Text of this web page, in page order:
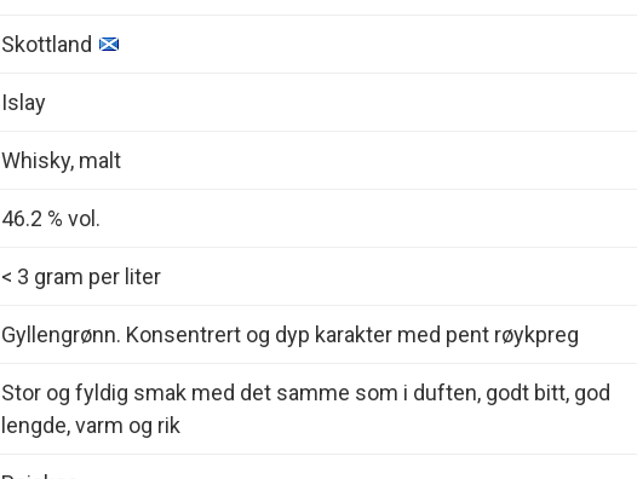
Skottland
Islay
Whisky, malt
46.2 % vol.
< 3 gram per liter
Gyllengrønn. Konsentrert og dyp karakter med pent røykpreg
Stor og fyldig smak med det samme som i duften, godt bitt, god
lengde, varm og rik